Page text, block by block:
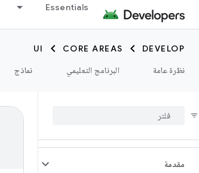
Essentials
DEVELOP
CORE AREAS
UI
نظرة عامة
البرنامج التعليمي نماذج
مقدمة